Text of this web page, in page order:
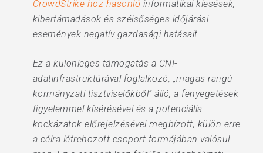
CrowdStrike-hoz hasonló informatikai kiesések,
kibertámadások és szélsőséges időjárási
események negatív gazdasági hatásait.
Ez a különleges támogatás a CNI-
adatinfrastruktúrával foglalkozó, „magas rangú
kormányzati tisztviselőkből” álló, a fenyegetések
figyelemmel kísérésével és a potenciális
kockázatok előrejelzésével megbízott, külön erre
a célra létrehozott csoport formájában valósul